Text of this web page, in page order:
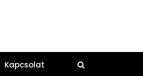
Kapcsolat